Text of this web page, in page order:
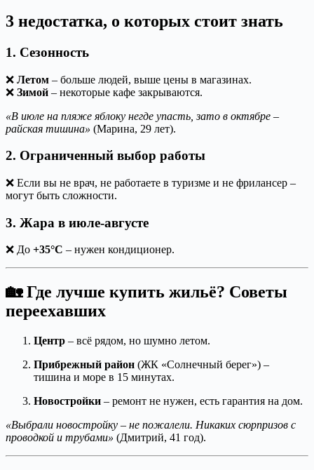
3 недостатка, о которых стоит знать
1. Сезонность
❌ Летом – больше людей, выше цены в магазинах.
❌ Зимой – некоторые кафе закрываются.
«В июле на пляже яблоку негде упасть, зато в октябре –
райская тишина» (Марина, 29 лет).
2. Ограниченный выбор работы
❌ Если вы не врач, не работаете в туризме и не фрилансер –
могут быть сложности.
3. Жара в июле-августе
❌ До +35°C – нужен кондиционер.
🏡 Где лучше купить жильё? Советы
переехавших
Центр – всё рядом, но шумно летом.
Прибрежный район (ЖК «Солнечный берег») –
тишина и море в 15 минутах.
Новостройки – ремонт не нужен, есть гарантия на дом.
«Выбрали новостройку – не пожалели. Никаких сюрпризов с
проводкой и трубами» (Дмитрий, 41 год).